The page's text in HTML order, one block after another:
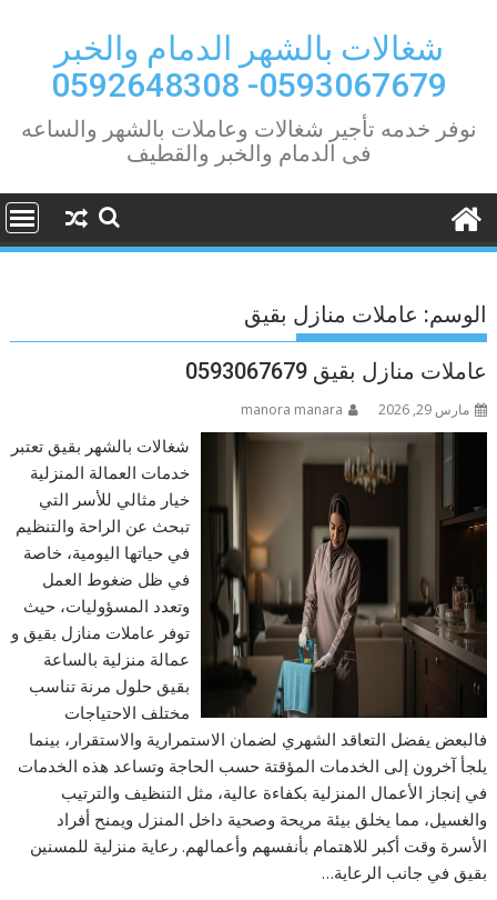
contentشغالات بالشهر الدمام والخبر
0593067679- 0592648308
نوفر خدمه تأجير شغالات وعاملات بالشهر والساعه
فى الدمام والخبر والقطيف
الوسم: عاملات منازل بقيق
عاملات منازل بقيق 0593067679
مارس 29, 2026 manora manara
شغالات بالشهر بقيق تعتبر
خدمات العمالة المنزلية
خيار مثالي للأسر التي
تبحث عن الراحة والتنظيم
في حياتها اليومية، خاصة
في ظل ضغوط العمل
وتعدد المسؤوليات، حيث
توفر عاملات منازل بقيق و
عمالة منزلية بالساعة
بقيق حلول مرنة تناسب
مختلف الاحتياجات
فالبعض يفضل التعاقد الشهري لضمان الاستمرارية والاستقرار، بينما
يلجأ آخرون إلى الخدمات المؤقتة حسب الحاجة وتساعد هذه الخدمات
في إنجاز الأعمال المنزلية بكفاءة عالية، مثل التنظيف والترتيب
والغسيل، مما يخلق بيئة مريحة وصحية داخل المنزل ويمنح أفراد
الأسرة وقت أكبر للاهتمام بأنفسهم وأعمالهم. رعاية منزلية للمسنين
بقيق في جانب الرعاية…